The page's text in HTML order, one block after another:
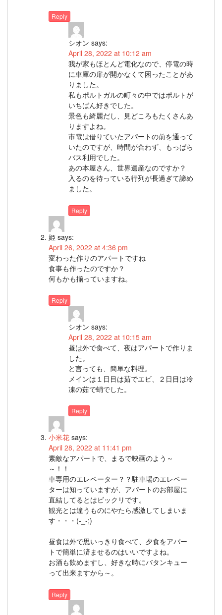
Reply
シオン says:
April 28, 2022 at 10:12 am
我が家もほとんど電化なので、停電の時
に車庫の扉が開かなくて困ったことがあ
りました。
私もポルトガルの町々の中ではポルトが
いちばん好きでした。
景色も綺麗だし、見どころもたくさんあ
りますよね。
市電は借りていたアパートの前を通って
いたのですが、時間が合わず、もっぱら
バス利用でした。
あの本屋さん、世界遺産なのですか？
入るのを待っている行列が長過ぎて諦め
ました。
Reply
姫 says:
April 26, 2022 at 4:36 pm
変わった作りのアパートですね
食事も作ったのですか？
何もかも揃っていますね。
Reply
シオン says:
April 28, 2022 at 10:15 am
昼は外で食べて、夜はアパートで作りま
した。
と言っても、簡単な料理。
メインは１日目は茹でエビ、２日目は冷
凍の茹で蛸でした。
Reply
小米花 says:
April 28, 2022 at 11:41 pm
素敵なアパートで、まるで映画のよう～
～！！
車専用のエレベーター？？駐車場のエレベー
ターは知っていますが、アパートのお部屋に
直結してるとはビックリです。
観光とは違うものにやたら感激してしまいま
す・・・(-_-;)
昼食は外で思いっきり食べて、夕食をアパー
トで簡単に済ませるのはいいですよね。
お酒も飲めますし、好きな時にバタンキュー
って出来ますから～。
Reply